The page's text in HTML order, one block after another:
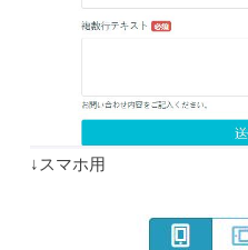
↓スマホ用